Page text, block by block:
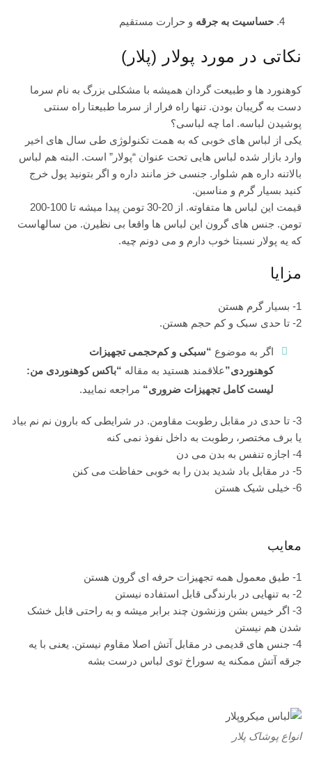
حساسیت به جرقه و حرارت مستقیم
نکاتی در مورد پولار (پلار)
کوهنورد ها و طبیعت گردان همیشه با مشکلی بزرگ به نام سرما
دست به گریبان بودن. تنها راه فرار از سرما طبیعتا راه سنتی
پوشیدن لباسه. اما چه لباسی؟
یکی از لباس های خوبی که به همت تکنولوژی طی سال های اخیر
وارد بازار شده لباس هایی تحت عنوان “پولار” است. البته هم لباس
بالاتنه داره هم شلوار. جنسی خز مانند داره و اگر بتونید پول خرج
کنید بسیار گرم و مناسبن.
قیمت این لباس ها متفاوته. از 20-30 تومن پیدا میشه تا 100-200
تومن. جنس های گرون این لباس ها واقعا بی نظیرن. من سالهاست
که یه پولار نسبتا خوب دارم و می دونم چیه.
مزایا
1- بسیار گرم هستن
2- تا حدی سبک و کم حجم هستن.
اگر به موضوع “سبکی و کم‌حجمی تجهیزات
کوهنوردی”علاقمند هستید به مقاله “باکس کوهنوردی من:
لیست کامل تجهیزات ضروری“ مراجعه نمایید.
3- تا حدی در مقابل رطوبت مقاومن. در شرایطی که بارون نم نم بیاد
یا برف مختصر، رطوبت به داخل نفوذ نمی کنه
4- اجازه تنفس به بدن می دن
5- در مقابل باد شدید بدن را به خوبی حفاظت می کنن
6- خیلی شیک هستن
معایب
1- طیق معمول همه تجهیزات حرفه ای گرون هستن
2- به تنهایی در بارندگی قابل استفاده نیستن
3- اگر خیس بشن وزنشون چند برابر میشه و به راحتی قابل خشک
شدن هم نیستن
4- جنس های قدیمی در مقابل آتش اصلا مقاوم نیستن. یعنی با یه
جرقه آتش ممکنه یه سوراخ توی لباس درست بشه
انواع پوشاک پلار